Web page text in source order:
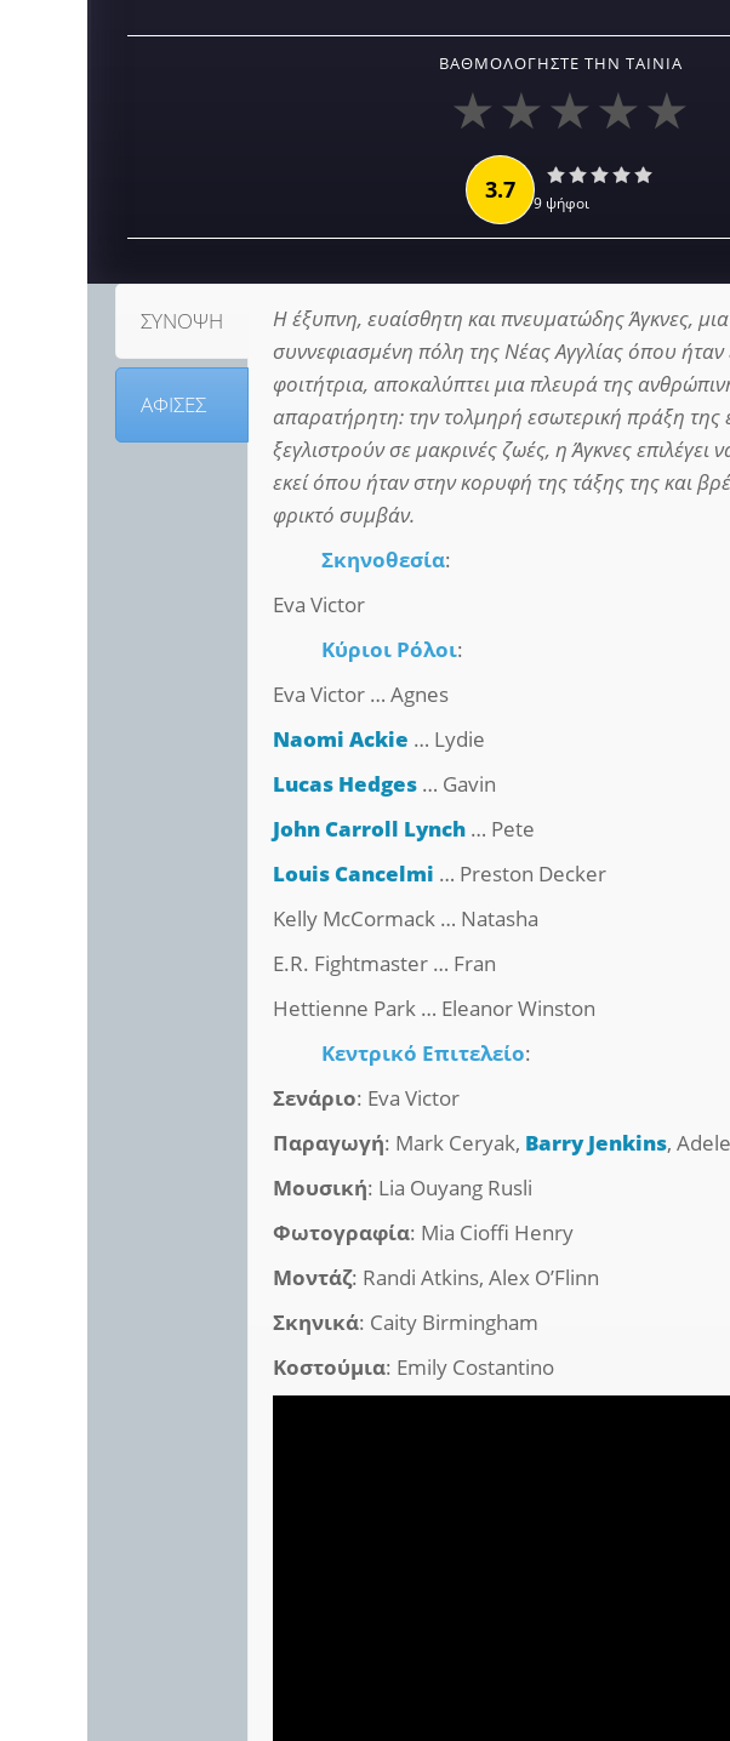
ΒΑΘΜΟΛΟΓΉΣΤΕ ΤΗΝ ΤΑΙΝΊΑ
3.7 9 ψήφοι
ΣΥΝΟΨΗ
ΑΦΙΣΕΣ
Η έξυπνη, ευαίσθητη και πνευματώδης Άγκνες,
συννεφιασμένη πόλη της Νέας Αγγλίας όπου
φοιτήτρια, αποκαλύπτει μια πλευρά της
απαρατήρητη: την τολμηρή εσωτερική πράξη
ξεγλιστρούν σε μακρινές ζωές, η Άγκνες επιλέγει
εκεί όπου ήταν στην κορυφή της τάξης της και
φρικτό συμβάν.
Σκηνοθεσία:
Eva Victor
Κύριοι Ρόλοι:
Eva Victor … Agnes
Naomi Ackie … Lydie
Lucas Hedges … Gavin
John Carroll Lynch … Pete
Louis Cancelmi … Preston Decker
Kelly McCormack … Natasha
E.R. Fightmaster … Fran
Hettienne Park … Eleanor Winston
Κεντρικό Επιτελείο:
Σενάριο: Eva Victor
Παραγωγή: Mark Ceryak, Barry Jenkins,
Μουσική: Lia Ouyang Rusli
Φωτογραφία: Mia Cioffi Henry
Μοντάζ: Randi Atkins, Alex O’Flinn
Σκηνικά: Caity Birmingham
Κοστούμια: Emily Costantino